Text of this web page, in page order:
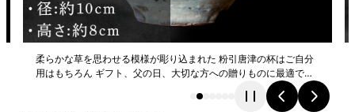
柔らかな草を思わせる模様が彫り込まれた 粉引唐津の杯はご自分
用はもちろん ギフト、父の日、大切な方への贈りものに最適で